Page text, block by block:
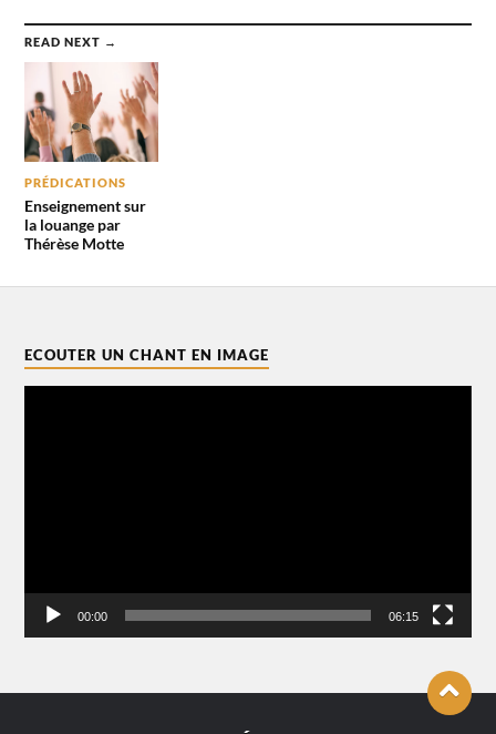
READ NEXT →
PRÉDICATIONS
Enseignement sur
la louange par
Thérèse Motte
ECOUTER UN CHANT EN IMAGE
00:00 06:15